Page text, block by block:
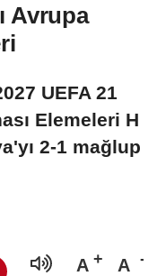
Avrupa
UEFA 21
Elemeleri H
2-1 mağlup
A A